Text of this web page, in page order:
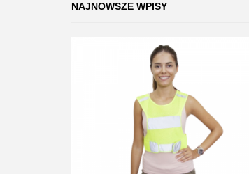
NAJNOWSZE WPISY